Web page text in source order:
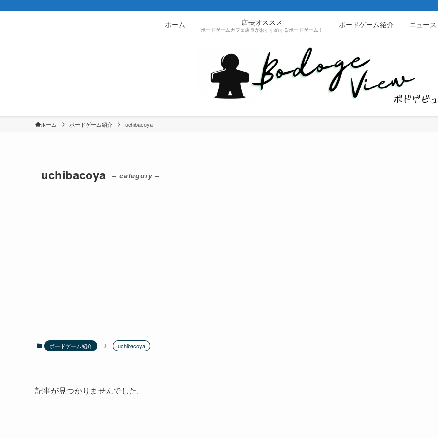
ホーム 店長オススメ
ボードゲームカフェ店長がおすすめするボードゲーム！
ボードゲーム紹介 ニュース
ホーム ボードゲーム紹介 uchibacoya
uchibacoya – category –
ボードゲーム紹介 uchibacoya
記事が見つかりませんでした。